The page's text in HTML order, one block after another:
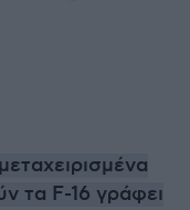
τα F-16 γράφει